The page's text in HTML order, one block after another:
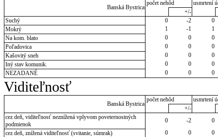
Banská Bystrica
počet nehôd
usmrtení
+/-
Suchý
0 -2
0
Mokrý
1 -1
1
Na kom. blato
0 0
0
Poľadovica
0 0
0
Kašovitý sneh
0 0
0
Iný stav komunik.
0 0
0
NEZADANÉ
0 0 0
Viditeľnosť
Banská Bystrica
počet nehôd
usmrtení
+/-
cez deň, viditeľnosť neznížená vplyvom poveternostných
podmienok
0 -2
0
cez deň, znížená viditeľnosť (svitanie, súmrak)
0 0
0